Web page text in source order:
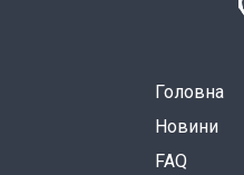
Головна
Новини
FAQ